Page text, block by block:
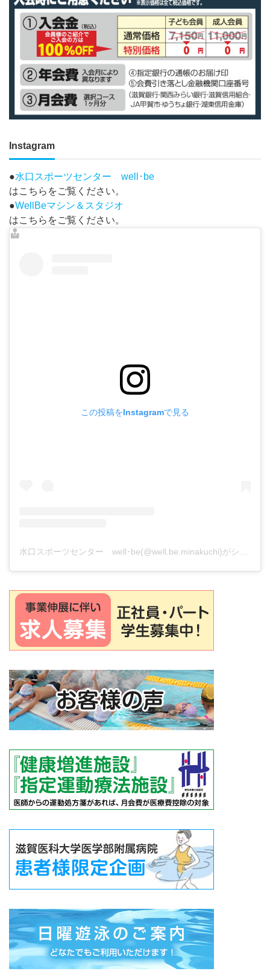
Instagram
●水口スポーツセンター well･be
はこちらをご覧ください。
●WellBeマシン＆スタジオ
はこちらをご覧ください。
この投稿をInstagramで見る